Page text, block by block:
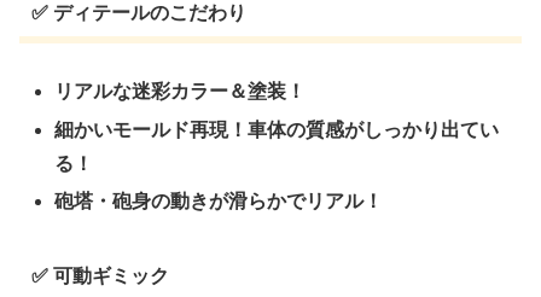
✅ ディテールのこだわり
リアルな迷彩カラー＆塗装！
細かいモールド再現！車体の質感がしっかり出てい
る！
砲塔・砲身の動きが滑らかでリアル！
✅ 可動ギミック